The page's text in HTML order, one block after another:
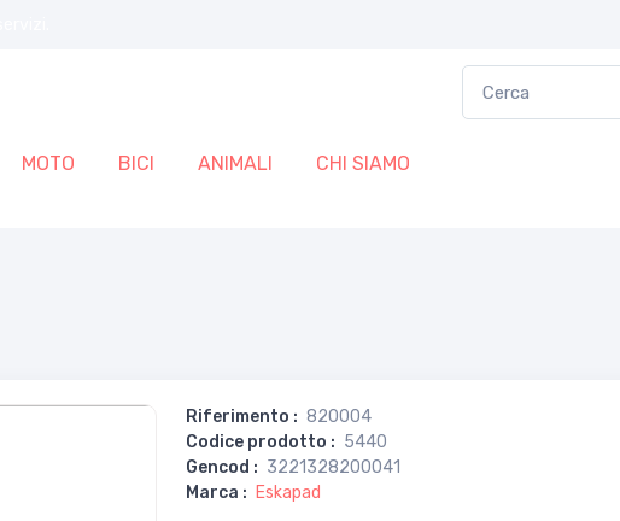
MOTO BICI ANIMALI CHI SIAMO
Riferimento : 820004
Codice prodotto : 5440
Gencod : 3221328200041
Marca : Eskapad